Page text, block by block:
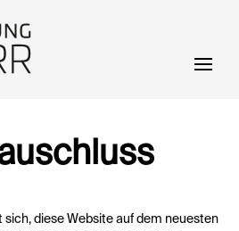
diese Website auf dem neuesten